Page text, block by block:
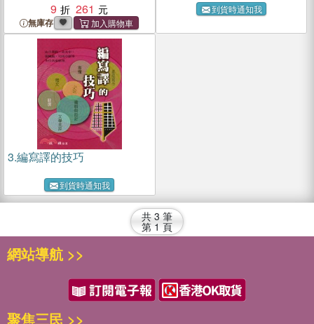
9
261
無庫存
到貨時通知我
3.編寫譯的技巧
到貨時通知我
共 3 筆
第 1 頁
網站導航 >>
聚焦三民 >>